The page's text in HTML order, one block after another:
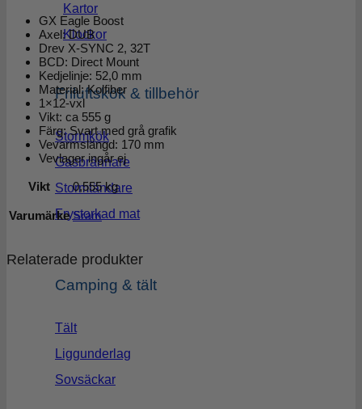
Kartor
Klockor
Friluftskök & tillbehör
Stormkök
Gasbrännare
Stormtändare
Frystorkad mat
Camping & tält
Tält
Liggunderlag
Sovsäckar
GX Eagle Boost
Axel: DUB
Drev X-SYNC 2, 32T
BCD: Direct Mount
Kedjelinje: 52,0 mm
Material: Kolfiber
1×12-vxl
Vikt: ca 555 g
Färg: Svart med grå grafik
Vevarmslängd: 170 mm
Vevlager ingår ej
Vikt 0,555 kg
Varumärke Sram
Relaterade produkter